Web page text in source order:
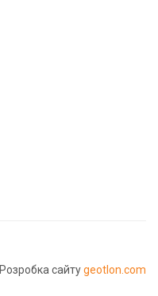
Розробка сайтуgeotlon.com